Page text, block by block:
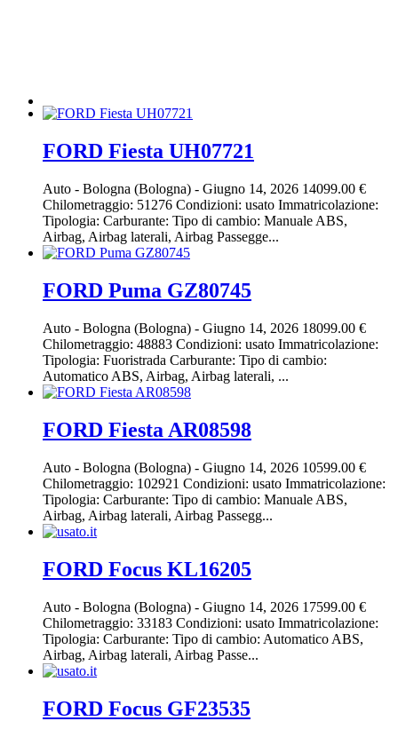
FORD Fiesta UH07721
Auto - Bologna (Bologna) - Giugno 14, 2026 14099.00 €
Chilometraggio: 51276 Condizioni: usato Immatricolazione:
Tipologia: Carburante: Tipo di cambio: Manuale ABS,
Airbag, Airbag laterali, Airbag Passegge...
FORD Puma GZ80745
Auto - Bologna (Bologna) - Giugno 14, 2026 18099.00 €
Chilometraggio: 48883 Condizioni: usato Immatricolazione:
Tipologia: Fuoristrada Carburante: Tipo di cambio:
Automatico ABS, Airbag, Airbag laterali, ...
FORD Fiesta AR08598
Auto - Bologna (Bologna) - Giugno 14, 2026 10599.00 €
Chilometraggio: 102921 Condizioni: usato Immatricolazione:
Tipologia: Carburante: Tipo di cambio: Manuale ABS,
Airbag, Airbag laterali, Airbag Passegg...
FORD Focus KL16205
Auto - Bologna (Bologna) - Giugno 14, 2026 17599.00 €
Chilometraggio: 33183 Condizioni: usato Immatricolazione:
Tipologia: Carburante: Tipo di cambio: Automatico ABS,
Airbag, Airbag laterali, Airbag Passe...
FORD Focus GF23535